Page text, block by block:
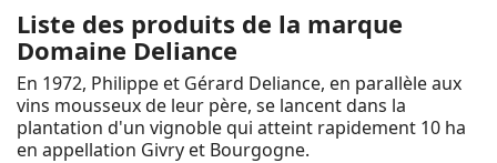
Liste des produits de la marque
Domaine Deliance
En 1972, Philippe et Gérard Deliance, en parallèle aux
vins mousseux de leur père, se lancent dans la
plantation d'un vignoble qui atteint rapidement 10 ha
en appellation Givry et Bourgogne.